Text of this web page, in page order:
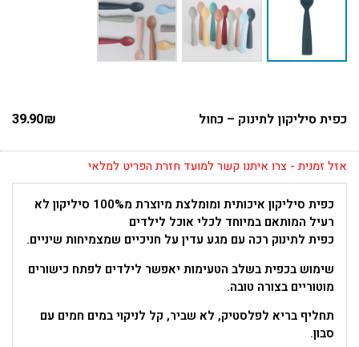
כפית סיליקון לתינוק – כחול 39.90₪
אזל זמנית - צרו איתנו קשר למועד חזרת הפריט למלאי
כפית סיליקון איכותית ומומלצת מיוצרת מ100% סיליקון לא
רעיל המותאם במיוחד לכלי אוכל לילדים
כפית לתינוק רכה עם מגע עדין על חניכיים שמצמיחות שיניים.
שימוש בכפית בשלב הטעימות יאפשר לילדים לפתח כישורים
מוטוריים בצורה טובה.
תחליף בריא לפלסטיק, לא שביר, קל לניקוי במים חמים עם
סבון.